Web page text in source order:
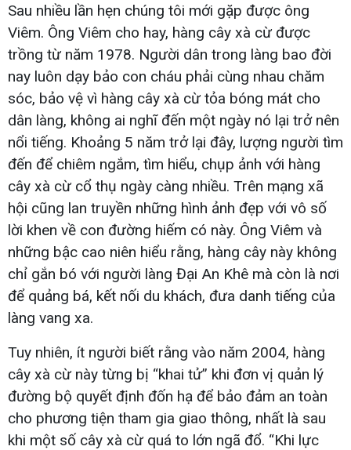
Sau nhiều lần hẹn chúng tôi mới gặp được ông
Viêm. Ông Viêm cho hay, hàng cây xà cừ được
trồng từ năm 1978. Người dân trong làng bao đời
nay luôn dạy bảo con cháu phải cùng nhau chăm
sóc, bảo vệ vì hàng cây xà cừ tỏa bóng mát cho
dân làng, không ai nghĩ đến một ngày nó lại trở nên
nổi tiếng. Khoảng 5 năm trở lại đây, lượng người tìm
đến để chiêm ngắm, tìm hiểu, chụp ảnh với hàng
cây xà cừ cổ thụ ngày càng nhiều. Trên mạng xã
hội cũng lan truyền những hình ảnh đẹp với vô số
lời khen về con đường hiếm có này. Ông Viêm và
những bậc cao niên hiểu rằng, hàng cây này không
chỉ gắn bó với người làng Đại An Khê mà còn là nơi
để quảng bá, kết nối du khách, đưa danh tiếng của
làng vang xa.
Tuy nhiên, ít người biết rằng vào năm 2004, hàng
cây xà cừ này từng bị “khai tử” khi đơn vị quản lý
đường bộ quyết định đốn hạ để bảo đảm an toàn
cho phương tiện tham gia giao thông, nhất là sau
khi một số cây xà cừ quá to lớn ngã đổ. “Khi lực